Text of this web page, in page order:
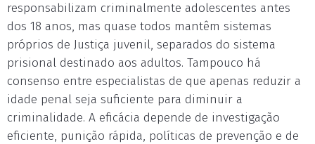
responsabilizam criminalmente adolescentes antes
dos 18 anos, mas quase todos mantêm sistemas
próprios de Justiça juvenil, separados do sistema
prisional destinado aos adultos. Tampouco há
consenso entre especialistas de que apenas reduzir a
idade penal seja suficiente para diminuir a
criminalidade. A eficácia depende de investigação
eficiente, punição rápida, políticas de prevenção e de